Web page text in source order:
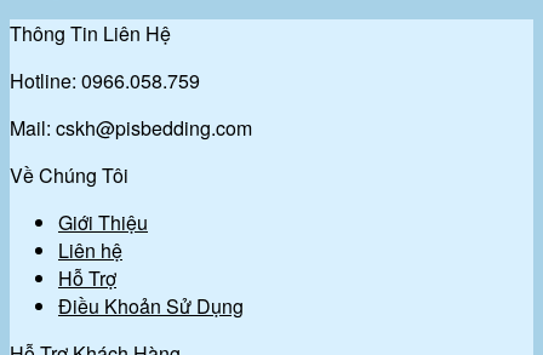
Thông Tin Liên Hệ
Hotline: 0966.058.759
Mail: cskh@pisbedding.com
Về Chúng Tôi
Giới Thiệu
Liên hệ
Hỗ Trợ
Điều Khoản Sử Dụng